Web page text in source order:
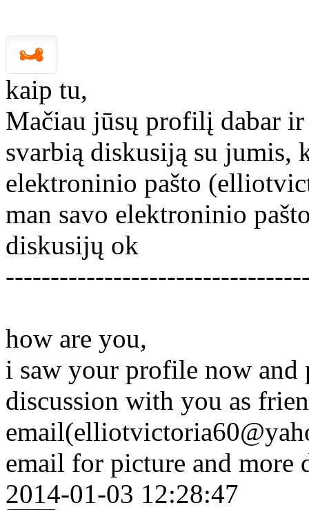
kaip tu,
Mačiau jūsų profilį dabar
svarbią diskusiją su jumis,
elektroninio pašto
man savo elektroninio
diskusijų ok
how are you,
i saw your profile now and
discussion with you as
email for picture and more
2014-01-03 12:28:47